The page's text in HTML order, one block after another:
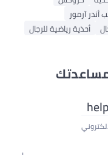
آرمور
أحذية رياضية للرجال